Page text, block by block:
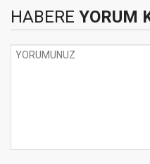
HABERE YORUM